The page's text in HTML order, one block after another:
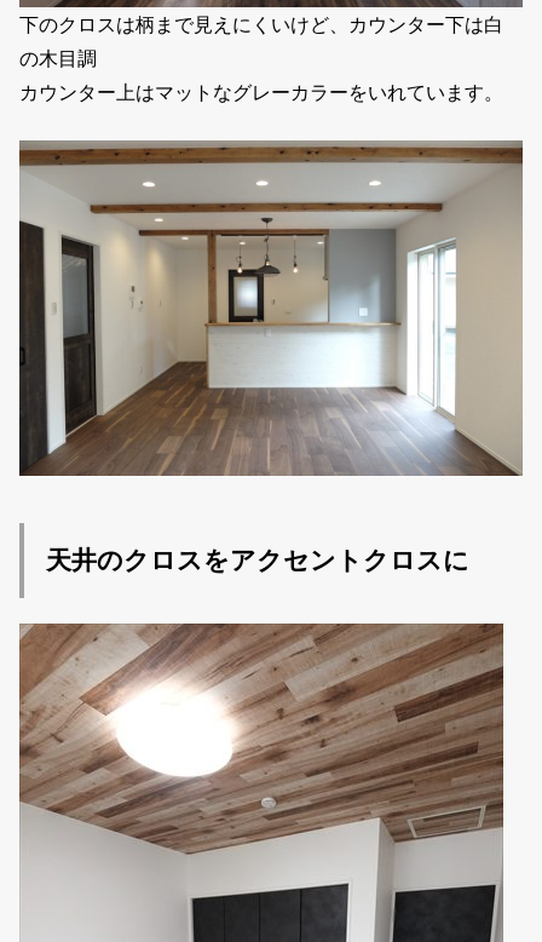
下のクロスは柄まで見えにくいけど、カウンター下は白
の木目調
カウンター上はマットなグレーカラーをいれています。
天井のクロスをアクセントクロスに